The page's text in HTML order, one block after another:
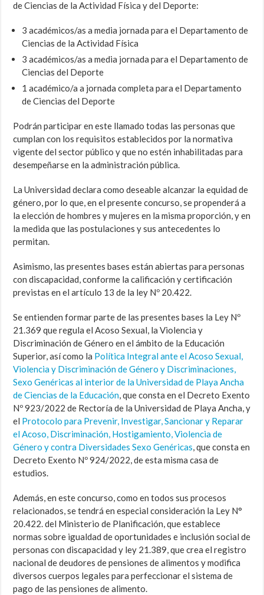
de Ciencias de la Actividad Física y del Deporte:
3 académicos/as a media jornada para el Departamento de
Ciencias de la Actividad Física
3 académicos/as a media jornada para el Departamento de
Ciencias del Deporte
1 académico/a a jornada completa para el Departamento
de Ciencias del Deporte
Podrán participar en este llamado todas las personas que
cumplan con los requisitos establecidos por la normativa
vigente del sector público y que no estén inhabilitadas para
desempeñarse en la administración pública.
La Universidad declara como deseable alcanzar la equidad de
género, por lo que, en el presente concurso, se propenderá a
la elección de hombres y mujeres en la misma proporción, y en
la medida que las postulaciones y sus antecedentes lo
permitan.
Asimismo, las presentes bases están abiertas para personas
con discapacidad, conforme la calificación y certificación
previstas en el artículo 13 de la ley Nº 20.422.
Se entienden formar parte de las presentes bases la Ley Nº
21.369 que regula el Acoso Sexual, la Violencia y
Discriminación de Género en el ámbito de la Educación
Superior, así como la Política Integral ante el Acoso Sexual,
Violencia y Discriminación de Género y Discriminaciones,
Sexo Genéricas al interior de la Universidad de Playa Ancha
de Ciencias de la Educación, que consta en el Decreto Exento
Nº 923/2022 de Rectoría de la Universidad de Playa Ancha, y
el Protocolo para Prevenir, Investigar, Sancionar y Reparar
el Acoso, Discriminación, Hostigamiento, Violencia de
Género y contra Diversidades Sexo Genéricas, que consta en
Decreto Exento Nº 924/2022, de esta misma casa de
estudios.
Además, en este concurso, como en todos sus procesos
relacionados, se tendrá en especial consideración la Ley N°
20.422. del Ministerio de Planificación, que establece
normas sobre igualdad de oportunidades e inclusión social de
personas con discapacidad y ley 21.389, que crea el registro
nacional de deudores de pensiones de alimentos y modifica
diversos cuerpos legales para perfeccionar el sistema de
pago de las pensiones de alimento.